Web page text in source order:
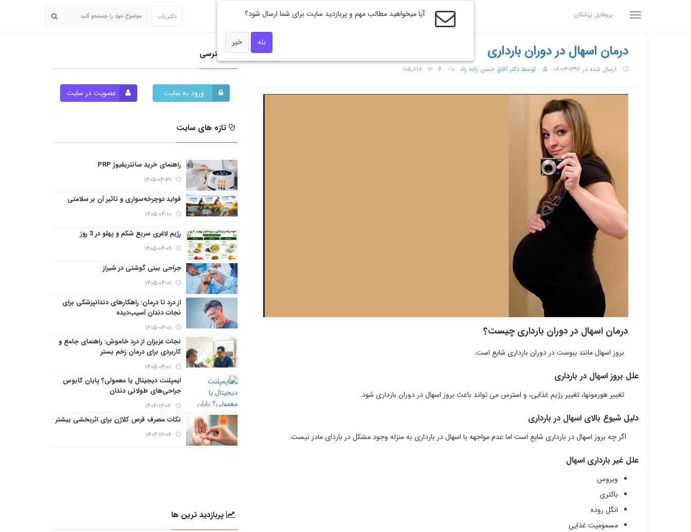
پروفایل پزشکان دکتریاب
درمان اسهال در دوران بارداری
ارسال شده در ۱۳۹۷-۰۳-۰۸ توسط دکتر آفاق حسن زاده راد ۱۰۵٬۸۱۸
درمان اسهال در دوران بارداری چیست؟
بروز اسهال مانند یبوست در دوران بارداری شایع است.
علل بروز اسهال در بارداری
تغییر هورمونها، تغییر رژیم غذایی، و استرس می تواند باعث بروز اسهال در دوران بارداری شود.
دلیل شیوع بالای اسهال در بارداری
اگر چه بروز اسهال در بارداری شایع است اما عدم مواجهه با اسهال در بارداری به منزله وجود مشکل در باردای مادر نیست.
علل غیر بارداری اسهال
ویروس
باکتری
انگل روده
مسمومیت غذایی
دسترسی
ورود به سایت عضویت در سایت
تازه های سایت
راهنمای خرید سانتریفیوژ PRP
۱۴۰۵-۰۴-۳۱
فواید دوچرخه‌سواری و تاثیر آن بر سلامتی
۱۴۰۵-۰۴-۱۰
رژیم لاغری سریع شکم و پهلو در 3 روز
۱۴۰۵-۰۴-۰۹
جراحی بینی گوشتی در شیراز
۱۴۰۵-۰۴-۰۱
از درد تا درمان: راهکارهای دندانپزشکی برای
نجات دندان آسیب‌دیده
۱۴۰۵-۰۴-۰۱
نجات عزیزان از درد خاموش: راهنمای جامع و
کاربردی برای درمان زخم بستر
۱۴۰۵-۰۴-۰۱
ایمپلنت دیجیتال یا معمولی؟ پایان کابوس
جراحی‌های طولانی دندان
۱۴۰۴-۱۲-۰۷
نکات مصرف قرص کلاژن برای اثربخشی بیشتر
۱۴۰۴-۱۲-۰۶
پربازدید ترین ها
آیا میخواهید مطالب مهم و پربازدید سایت برای شما ارسال شود؟
بله خیر